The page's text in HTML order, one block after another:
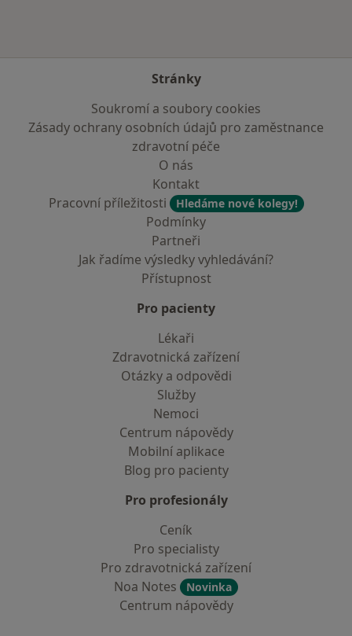
Stránky
Soukromí a soubory cookies
Zásady ochrany osobních údajů pro zaměstnance
zdravotní péče
O nás
Kontakt
Pracovní příležitosti
Hledáme nové kolegy!
Podmínky
Partneři
Jak řadíme výsledky vyhledávání?
Přístupnost
Pro pacienty
Lékaři
Zdravotnická zařízení
Otázky a odpovědi
Služby
Nemoci
Centrum nápovědy
Mobilní aplikace
Blog pro pacienty
Pro profesionály
Ceník
Pro specialisty
Pro zdravotnická zařízení
Noa Notes
Novinka
Centrum nápovědy